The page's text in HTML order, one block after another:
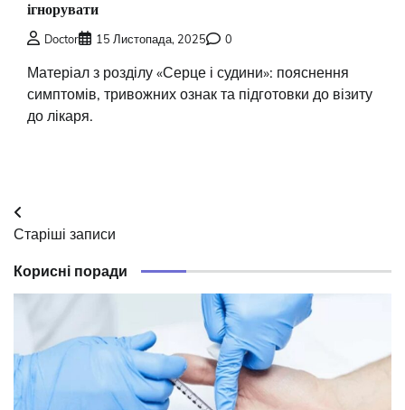
ігнорувати
Doctor 15 Листопада, 2025 0
Матеріал з розділу «Серце і судини»: пояснення
симптомів, тривожних ознак та підготовки до візиту
до лікаря.
Навігація
записами
Старіші записи
Корисні поради